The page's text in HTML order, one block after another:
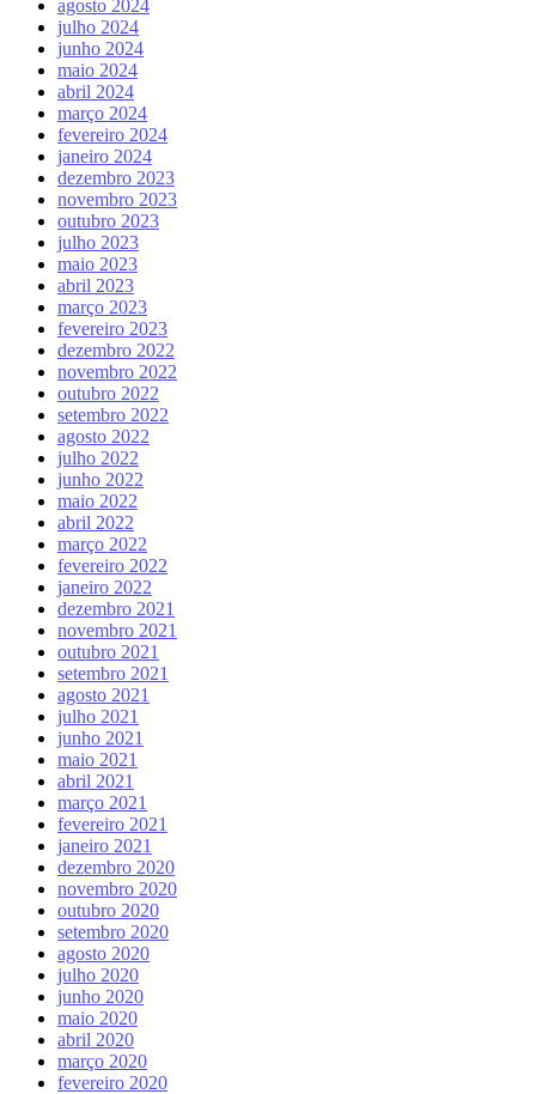
agosto 2024
julho 2024
junho 2024
maio 2024
abril 2024
março 2024
fevereiro 2024
janeiro 2024
dezembro 2023
novembro 2023
outubro 2023
julho 2023
maio 2023
abril 2023
março 2023
fevereiro 2023
dezembro 2022
novembro 2022
outubro 2022
setembro 2022
agosto 2022
julho 2022
junho 2022
maio 2022
abril 2022
março 2022
fevereiro 2022
janeiro 2022
dezembro 2021
novembro 2021
outubro 2021
setembro 2021
agosto 2021
julho 2021
junho 2021
maio 2021
abril 2021
março 2021
fevereiro 2021
janeiro 2021
dezembro 2020
novembro 2020
outubro 2020
setembro 2020
agosto 2020
julho 2020
junho 2020
maio 2020
abril 2020
março 2020
fevereiro 2020